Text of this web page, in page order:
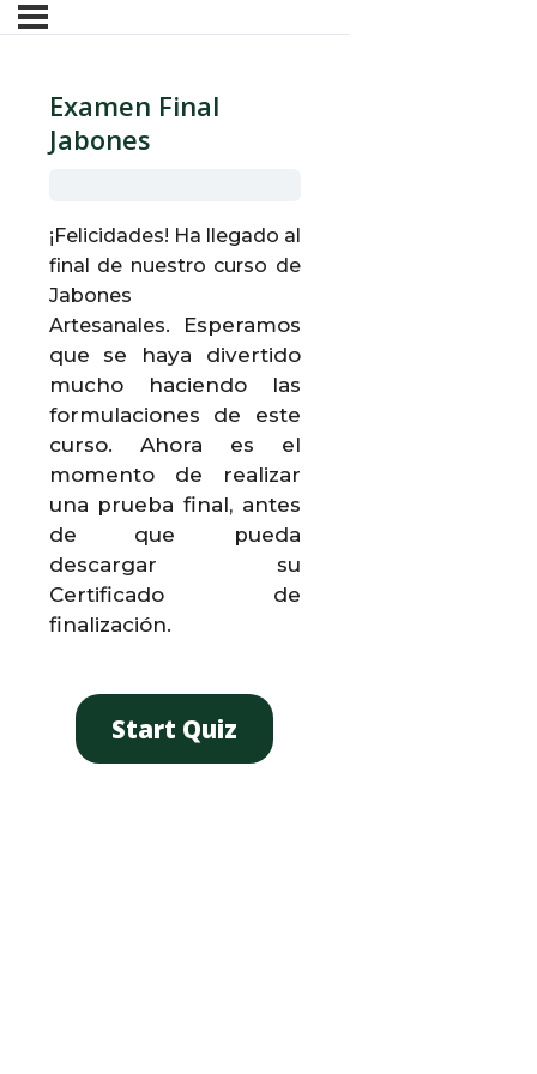
Examen Final
Jabones
¡Felicidades! Ha llegado al
final de nuestro curso de
Jabones
Artesanales.
Esperamos
que se haya divertido
mucho haciendo las
formulaciones de este
curso. Ahora es el
momento de realizar
una prueba final, antes
de que pueda
descargar su
Certificado de
finalización.